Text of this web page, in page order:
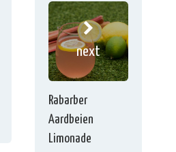
next
Rabarber
Aardbeien
Limonade